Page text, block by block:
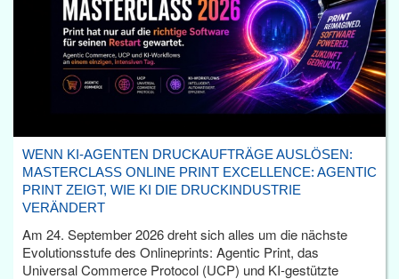
WENN KI-AGENTEN DRUCKAUFTRÄGE AUSLÖSEN:
MASTERCLASS ONLINE PRINT EXCELLENCE: AGENTIC
PRINT ZEIGT, WIE KI DIE DRUCKINDUSTRIE
VERÄNDERT
Am 24. September 2026 dreht sich alles um die nächste
Evolutionsstufe des Onlineprints: Agentic Print, das
Universal Commerce Protocol (UCP) und KI-gestützte